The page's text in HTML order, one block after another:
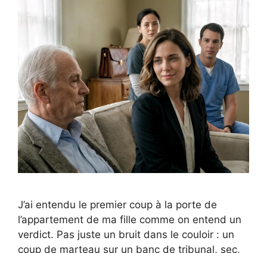
J’ai entendu le premier coup à la porte de
l’appartement de ma fille comme on entend un
verdict. Pas juste un bruit dans le couloir : un
coup de marteau sur un banc de tribunal, sec,